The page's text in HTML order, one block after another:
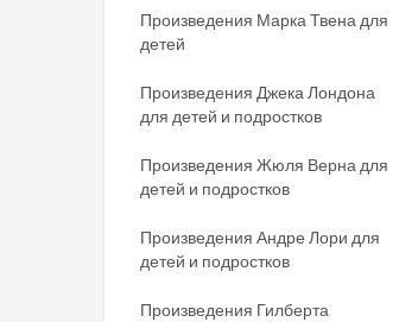
Произведения Марка Твена для
детей
Произведения Джека Лондона
для детей и подростков
Произведения Жюля Верна для
детей и подростков
Произведения Андре Лори для
детей и подростков
Произведения Гилберта